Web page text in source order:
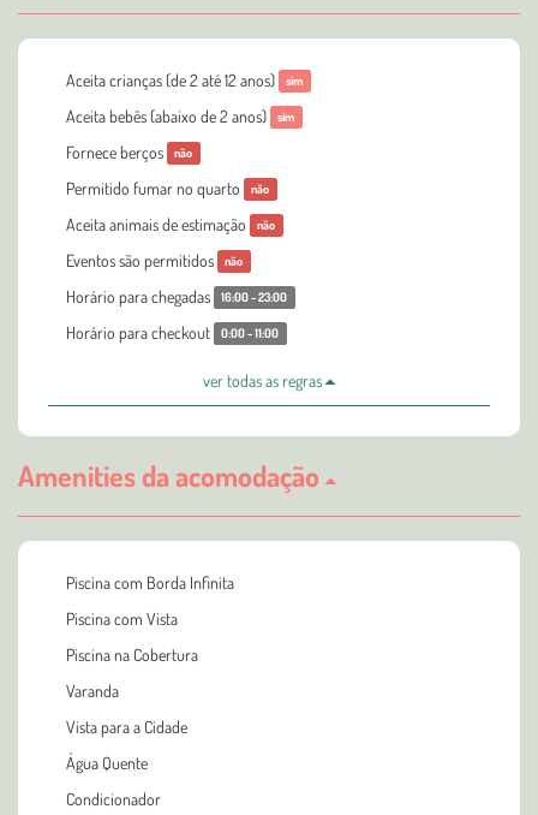
Aceita crianças (de 2 até 12 anos) sim
Aceita bebês (abaixo de 2 anos) sim
Fornece berços não
Permitido fumar no quarto não
Aceita animais de estimação não
Eventos são permitidos não
Horário para chegadas 16:00 - 23:00
Horário para checkout 0:00 - 11:00
ver todas as regras
Amenities da acomodação
Piscina com Borda Infinita
Piscina com Vista
Piscina na Cobertura
Varanda
Vista para a Cidade
Água Quente
Condicionador